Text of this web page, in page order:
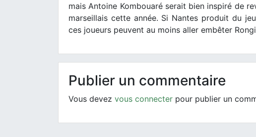
mais Antoine Kombouaré serait bien inspiré de
marseillais cette année. Si Nantes produit du
ces joueurs peuvent au moins aller embêter
Publier un commentaire
Vous devez vous connecter pour publier un